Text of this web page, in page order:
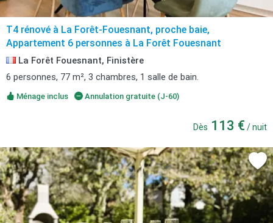
T4 rénové à La Forêt-Fouesnant, proche baie,
Appartement 6 personnes à La Forêt Fouesnant
La Forêt Fouesnant, Finistère
6 personnes, 77 m², 3 chambres, 1 salle de bain.
Ménage inclus Annulation gratuite (J-60)
Dès 113 € / nuit